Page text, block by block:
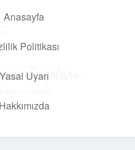
Anasayfa
Politikası
Yasal Uyarı
Hakkımızda
Tüyoları